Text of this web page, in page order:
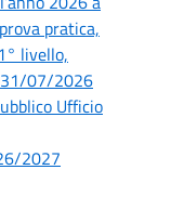
pratica,
livello,
31/07/2026
Ufficio
2027